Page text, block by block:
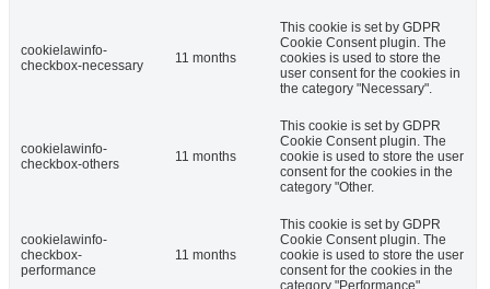
cookielawinfo-
checkbox-necessary
11 months
This cookie is set by GDPR
Cookie Consent plugin. The
cookies is used to store the
user consent for the cookies in
the category "Necessary".
cookielawinfo-
checkbox-others
11 months
This cookie is set by GDPR
Cookie Consent plugin. The
cookie is used to store the user
consent for the cookies in the
category "Other.
cookielawinfo-
checkbox-
performance
11 months
This cookie is set by GDPR
Cookie Consent plugin. The
cookie is used to store the user
consent for the cookies in the
category "Performance".